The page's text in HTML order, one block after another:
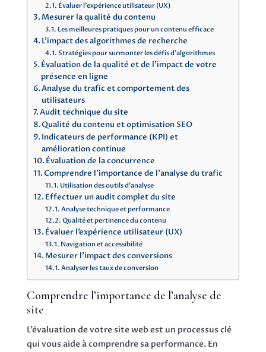
Évaluer l’expérience utilisateur (UX)
Mesurer la qualité du contenu
Les meilleures pratiques pour un contenu efficace
L’impact des algorithmes de recherche
Stratégies pour surmonter les défis d’algorithmes
Évaluation de la qualité et de l’impact de votre
présence en ligne
Analyse du trafic et comportement des
utilisateurs
Audit technique du site
Qualité du contenu et optimisation SEO
Indicateurs de performance (KPI) et
amélioration continue
Évaluation de la concurrence
Comprendre l’importance de l’analyse du trafic
Utilisation des outils d’analyse
Effectuer un audit complet du site
Analyse technique et performance
Qualité et pertinence du contenu
Évaluer l’expérience utilisateur (UX)
Navigation et accessibilité
Mesurer l’impact des conversions
Analyser les taux de conversion
Comprendre l’importance de l’analyse de
site
L’évaluation de votre site web est un processus clé
qui vous aide à comprendre sa performance. En